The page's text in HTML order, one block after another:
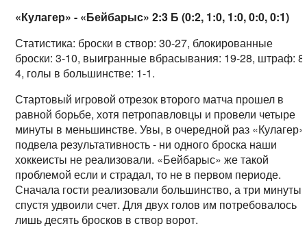
«Кулагер» - «Бейбарыс» 2:3 Б (0:2, 1:0, 1:0, 0:0, 0:1)
Статистика: броски в створ: 30-27, блокированные
броски: 3-10, выигранные вбрасывания: 19-28, штраф:
4, голы в большинстве: 1-1.
Стартовый игровой отрезок второго матча прошел в
равной борьбе, хотя петропавловцы и провели четыре
минуты в меньшинстве. Увы, в очередной раз «Кулагер»
подвела результативность - ни одного броска наши
хоккеисты не реализовали. «Бейбарыс» же такой
проблемой если и страдал, то не в первом периоде.
Сначала гости реализовали большинство, а три минуты
спустя удвоили счет. Для двух голов им потребовалось
лишь десять бросков в створ ворот.